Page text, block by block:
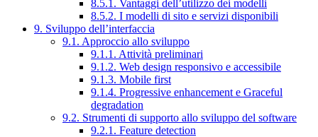
8.5.1. Vantaggi dell’utilizzo dei modelli
8.5.2. I modelli di sito e servizi disponibili
9. Sviluppo dell’interfaccia
9.1. Approccio allo sviluppo
9.1.1. Attività preliminari
9.1.2. Web design responsivo e accessibile
9.1.3. Mobile first
9.1.4. Progressive enhancement e Graceful
degradation
9.2. Strumenti di supporto allo sviluppo del software
9.2.1. Feature detection